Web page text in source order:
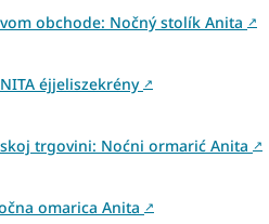
obchode: Nočný stolík Anita ↗
éjjeliszekrény ↗
trgovini: Noćni ormarić Anita ↗
omarica Anita ↗